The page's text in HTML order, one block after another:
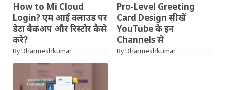
How to Mi Cloud
Login? एम आई क्लाउड पर
डेटा बैकअप और रिस्टोर कैसे
करे?
ByDharmeshkumar
Pro-Level Greeting
Card Design सीखें
YouTube के इन
Channels से
ByDharmeshkumar